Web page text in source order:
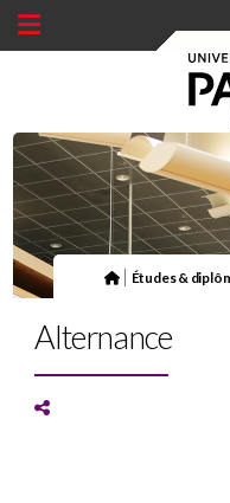
Études &
Alternance
Panneau de gestion des